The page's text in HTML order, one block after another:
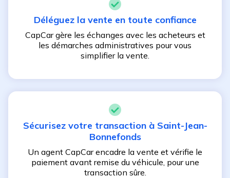
Déléguez la vente en toute confiance
CapCar gère les échanges avec les acheteurs et
les démarches administratives pour vous
simplifier la vente.
Sécurisez votre transaction à Saint-Jean-
Bonnefonds
Un agent CapCar encadre la vente et vérifie le
paiement avant remise du véhicule, pour une
transaction sûre.